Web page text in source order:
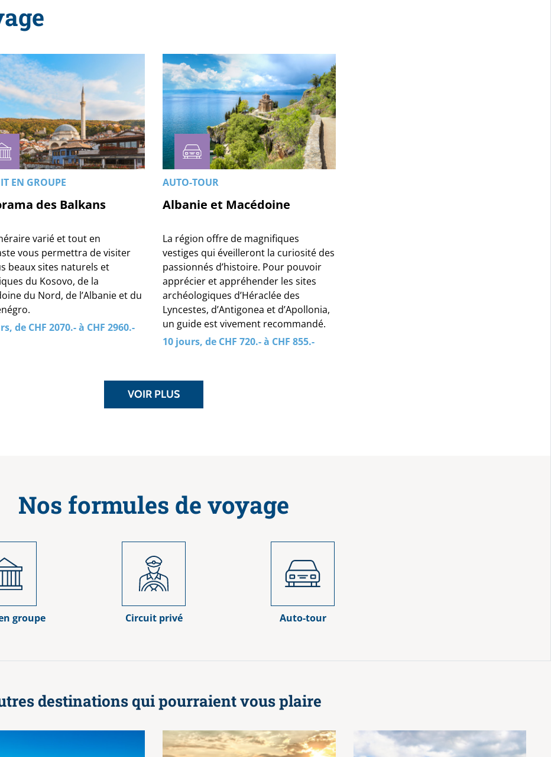
EN GROUPE
des Balkans
varié et tout en
vous permettra de visiter
beaux sites naturels et
du Kosovo, de la
du Nord, de l’Albanie et du
de CHF 2070.- à CHF 2960.-
AUTO-TOUR
Albanie et Macédoine
La région offre de magnifiques
vestiges qui éveilleront la curiosité des
passionnés d’histoire. Pour pouvoir
apprécier et appréhender les sites
archéologiques d’Héraclée des
Lyncestes, d’Antigonea et d’Apollonia,
un guide est vivement recommandé.
10 jours, de CHF 720.- à CHF 855.-
VOIR PLUS
Nos formules de voyage
groupe Circuit privé Auto-tour
destinations qui pourraient vous plaire